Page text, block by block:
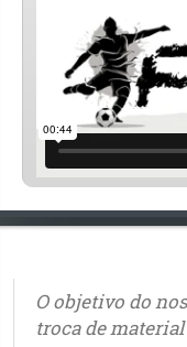
O objetivo do
troca de